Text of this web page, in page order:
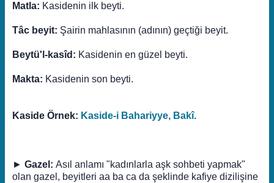
Matla: Kasidenin ilk beyti.
Tâc beyit: Şairin mahlasının (adının) geçtiği beyit.
Beytü'l-kasîd: Kasidenin en güzel beyti.
Makta: Kasidenin son beyti.
Kaside Örnek: Kaside-i Bahariyye, Bakî.
► Gazel: Asıl anlamı "kadınlarla aşk sohbeti yapmak"
olan gazel, beyitleri aa ba ca da şeklinde kafiye dizilişine